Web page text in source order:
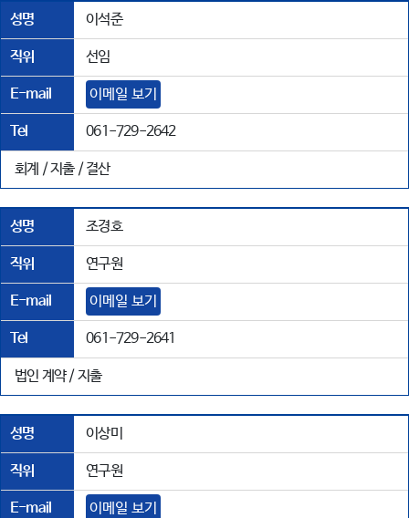
성명 이석준
직위 선임
E-mail 이메일 보기
Tel 061-729-2642
회계 / 지출 / 결산
성명 조경호
직위 연구원
E-mail 이메일 보기
Tel 061-729-2641
법인 계약 / 지출
성명 이상미
직위 연구원
E-mail 이메일 보기